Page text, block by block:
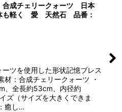
成チェリークォーツ 日本
軽く 愛 天然石 品番：
ツを使用した形状記憶ブレス
材：合成チェリークォーツ ・
、全長約53cm、内径約
ズ（サイズを大きくできま
癒し…